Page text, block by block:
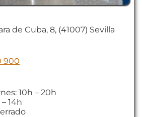
de Cuba, 8, (41007) Sevilla
900
10h – 20h
14h